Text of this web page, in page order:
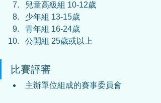
兒童高級組 10-12歲
少年組 13-15歲
青年組 16-24歲
公開組 25歲或以上
比賽評審
主辦單位組成的賽事委員會